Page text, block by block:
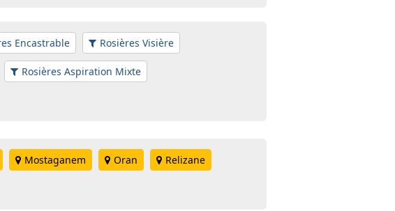
Encastrable Rosières Visière
Rosières Aspiration Mixte
Mostaganem Oran Relizane